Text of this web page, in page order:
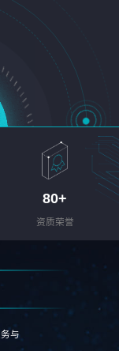
80+
资质荣誉
与